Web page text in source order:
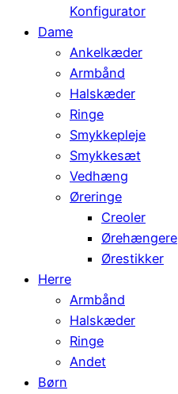
Konfigurator
Dame
Ankelkæder
Armbånd
Halskæder
Ringe
Smykkepleje
Smykkesæt
Vedhæng
Øreringe
Creoler
Ørehængere
Ørestikker
Herre
Armbånd
Halskæder
Ringe
Andet
Børn